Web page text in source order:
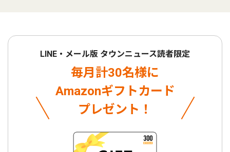
LINE・メール版 タウンニュース読者限定
毎月計30名様に
Amazonギフトカード
プレゼント！